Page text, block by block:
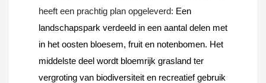
heeft een prachtig plan opgeleverd: Een
landschapspark verdeeld in een aantal delen met
in het oosten bloesem, fruit en notenbomen. Het
middelste deel wordt bloemrijk grasland ter
vergroting van biodiversiteit en recreatief gebruik